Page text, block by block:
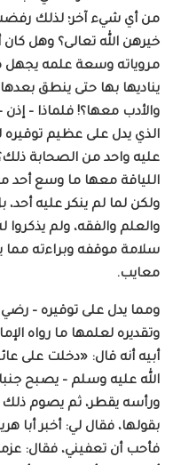
من أي شيء آخر؛ لذلك رفضت
خيرهن الله تعالى؟ وهل كان
مروياته وسعة علمه يجهل
يناديها بها حتى ينطق
والأدب معها؟! فلماذا –
الذي يدل على عظيم توقيره
عليه واحد من الصحابة
اللياقة معها ما وسع أحد
ولكن لما لم ينكر عليه
والعلم والفقه، ولم
سلامة موقفه وبراءته مما
معايب.
ومما يدل على توقيره – رضي
وتقديره لعلمها ما رواه
أبيه أنه قال: «دخلت على
الله عليه وسلم – يصبح
ورأسه يقطر، ثم يصوم ذلك
بقولها، فقال لي: أخبر أبا
فأحب أن تعفيني، فقال: